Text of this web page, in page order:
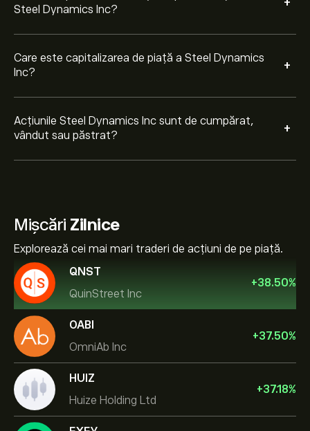
Steel Dynamics Inc?
Care este capitalizarea de piață a Steel Dynamics
Inc?
+
Acțiunile Steel Dynamics Inc sunt de cumpărat,
vândut sau păstrat?
+
Mișcări Zilnice
Explorează cei mai mari traderi de acțiuni de pe piață.
QNST
QuinStreet Inc
+38.50%
OABI
OmniAb Inc
+37.50%
HUIZ
Huize Holding Ltd
+37.18%